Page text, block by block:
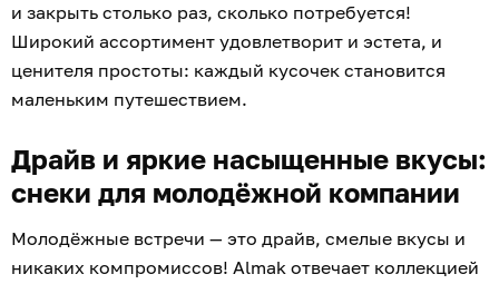
и закрыть столько раз, сколько потребуется!
Широкий ассортимент удовлетворит и эстета, и
ценителя простоты: каждый кусочек становится
маленьким путешествием.
Драйв и яркие насыщенные вкусы:
снеки для молодёжной компании
Молодёжные встречи — это драйв, смелые вкусы и
никаких компромиссов! Almak отвечает коллекцией